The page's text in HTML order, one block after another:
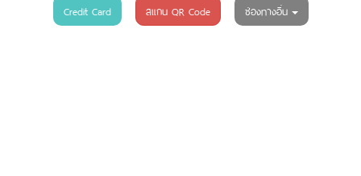
Credit Card สแกน QR Code ช่องทางอื่น